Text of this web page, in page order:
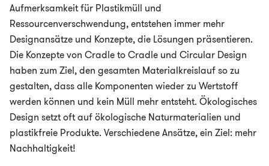
Aufmerksamkeit für Plastikmüll und
Ressourcenverschwendung, entstehen immer mehr
Designansätze und Konzepte, die Lösungen präsentieren.
Die Konzepte von Cradle to Cradle und Circular Design
haben zum Ziel, den gesamten Materialkreislauf so zu
gestalten, dass alle Komponenten wieder zu Wertstoff
werden können und kein Müll mehr entsteht. Ökologisches
Design setzt oft auf ökologische Naturmaterialien und
plastikfreie Produkte. Verschiedene Ansätze, ein Ziel: mehr
Nachhaltigkeit!